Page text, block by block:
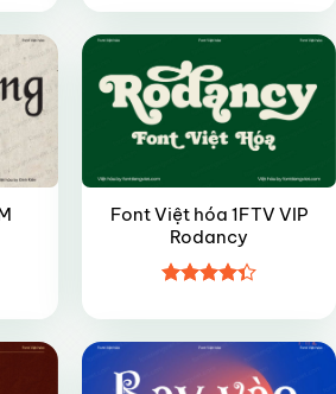
hạng4.35
5 sao
Font Việt hóa 1FTV VIP
Rodancy
hạng4.35
5 sao